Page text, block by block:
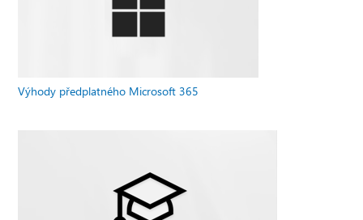
Výhody předplatného Microsoft 365